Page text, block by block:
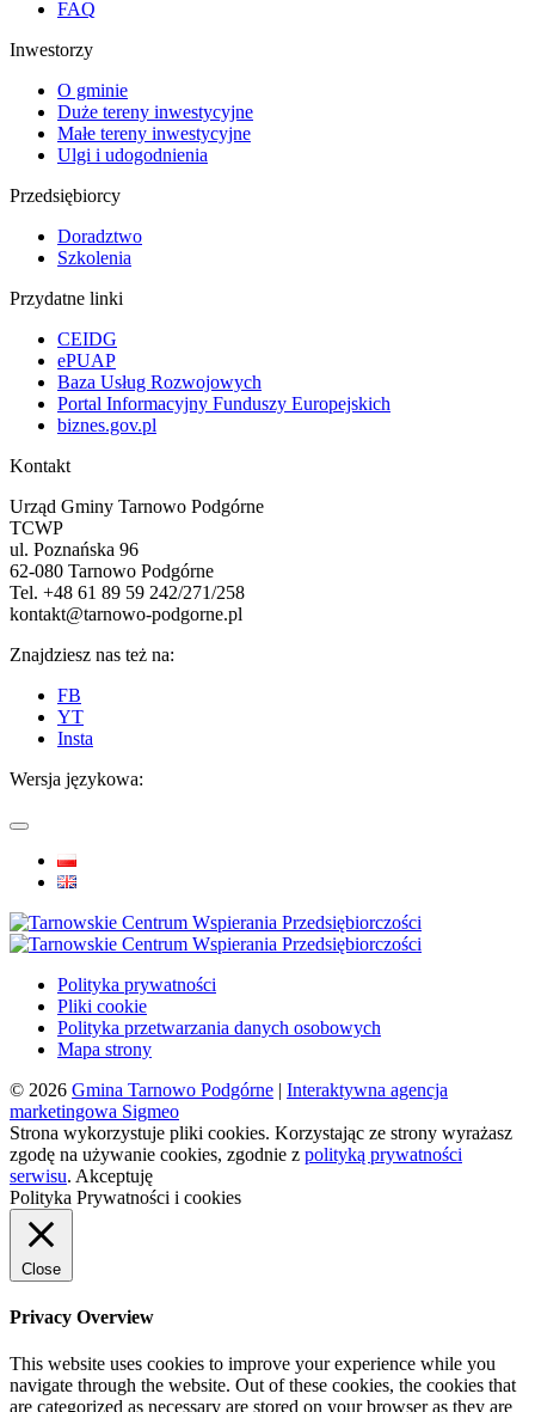
FAQ
Inwestorzy
O gminie
Duże tereny inwestycyjne
Małe tereny inwestycyjne
Ulgi i udogodnienia
Przedsiębiorcy
Doradztwo
Szkolenia
Przydatne linki
CEIDG
ePUAP
Baza Usług Rozwojowych
Portal Informacyjny Funduszy Europejskich
biznes.gov.pl
Kontakt
Urząd Gminy Tarnowo Podgórne
TCWP
ul. Poznańska 96
62-080 Tarnowo Podgórne
Tel. +48 61 89 59 242/271/258
kontakt@tarnowo-podgorne.pl
Znajdziesz nas też na:
FB
YT
Insta
Wersja językowa:
Polityka prywatności
Pliki cookie
Polityka przetwarzania danych osobowych
Mapa strony
© 2026 Gmina Tarnowo Podgórne | Interaktywna agencja
marketingowa Sigmeo
Strona wykorzystuje pliki cookies. Korzystając ze strony wyrażasz
zgodę na używanie cookies, zgodnie z polityką prywatności
serwisu. Akceptuję
Polityka Prywatności i cookies
Close
Privacy Overview
This website uses cookies to improve your experience while you
navigate through the website. Out of these cookies, the cookies that
are categorized as necessary are stored on your browser as they are